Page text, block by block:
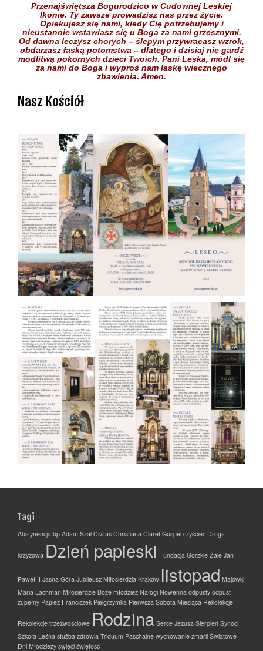
Przenajświętsza Bogurodzico w Cudownej Leskiej
Ikonie. Ty zawsze prowadzisz nas przez życie.
Opiekujesz się nami, kiedy Cię potrzebujemyi
nieustannie wstawiasz się u Boga za nami grzesznymi.
Od dawna leczysz chorych – ślepym przywracasz wzrok,
obdarzasz łaską potomstwa – dlatego i dzisiaj nie gardź
modlitwą pokornych dzieci Twoich. Pani Leska, módl się
za nami do Boga i wyproś nam łaskę wiecznego
zbawienia. Amen.
Nasz Kościół
Tagi
Abstynencja bp Adam Szal Civitas Christiana Claret Gospel czyściec Droga
krzyżowa Dzień papieski Fundacja Gorzkie Żale Jan
Paweł II Jasna Góra Jubileusz Miłosierdzia Kraków listopad Majówki
Maria Lachman Miłosierdzie Boże młodzież Nałogi Nowenna odpusty odpust
zupełny Papież Franciszek Pielgrzymka Pierwsza Sobota Miesiąca Rekolekcje
Rekolekcje trzeźwościowe Rodzina Serce Jezusa Sierpień Synod
Szkoła Leśna służba zdrowia Triduum Paschalne wychowanie zmarli Światowe
Dni Młodzieży święci świętość